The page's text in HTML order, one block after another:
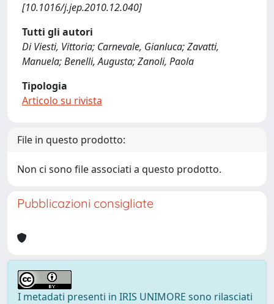
[10.1016/j.jep.2010.12.040]
Tutti gli autori
Di Viesti, Vittoria; Carnevale, Gianluca; Zavatti,
Manuela; Benelli, Augusta; Zanoli, Paola
Tipologia
Articolo su rivista
File in questo prodotto:
Non ci sono file associati a questo prodotto.
Pubblicazioni consigliate
I metadati presenti in IRIS UNIMORE sono rilasciati